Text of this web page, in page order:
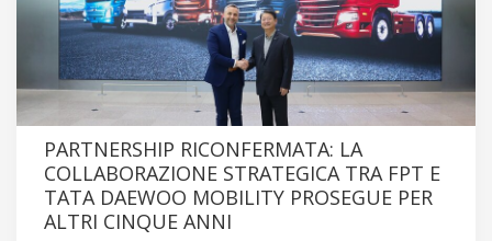
PARTNERSHIP RICONFERMATA: LA
COLLABORAZIONE STRATEGICA TRA FPT E
TATA DAEWOO MOBILITY PROSEGUE PER
ALTRI CINQUE ANNI